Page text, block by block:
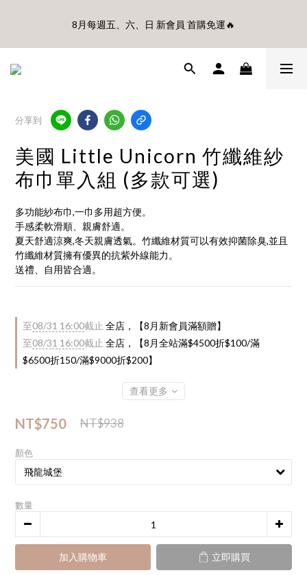
Disney輕量摺疊椅(不累贈)🎊
8月每週五、六、日 新會員 首購免運🔥
🎊8月底前、首購滿$3500贈UBMOM透明防水提袋 滿$6500贈
分享到
美國 Little Unicorn 竹纖維紗
布巾單入組 (多款可選)
多功能紗布巾,一巾多用超方便。
手感柔軟滑順、親膚舒適。
夏天舒適涼爽,冬天親膚透氣。竹纖維材質可以有效抑菌除臭,並且
竹纖維材質擁有優異的抗紫外線能力。
送禮、自用皆合適。
至08/31 16:00截止 全店，【8月新會員滿額贈】
至08/31 16:00截止 全店，【8月全站滿$4500折$100/滿
$6500折150/滿$9000折$200】
查看更多
NT$750 NT$938
顏色
數量
加入購物車 立即購買